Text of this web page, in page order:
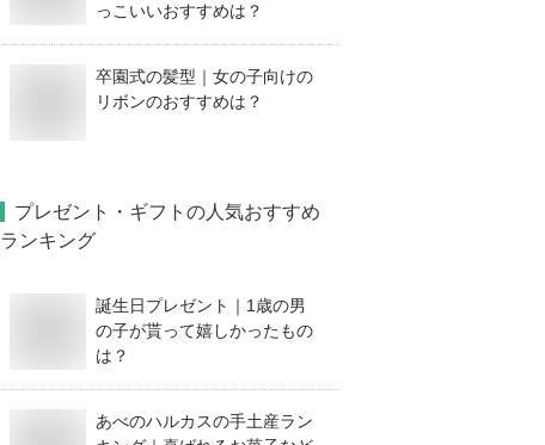
っこいいおすすめは？
卒園式の髪型｜女の子向けの
リボンのおすすめは？
プレゼント・ギフト の人気おすすめ
ランキング
誕生日プレゼント｜1歳の男
の子が貰って嬉しかったもの
は？
あべのハルカスの手土産ラン